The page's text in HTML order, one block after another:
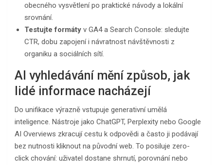
obecného vysvětlení po praktické návody a lokální
srovnání.
Testujte formáty v GA4 a Search Console: sledujte
CTR, dobu zapojení i návratnost návštěvnosti z
organiku a sociálních sítí.
AI vyhledávání mění způsob, jak
lidé informace nacházejí
Do unifikace výrazně vstupuje generativní umělá
inteligence. Nástroje jako ChatGPT, Perplexity nebo Google
AI Overviews zkracují cestu k odpovědi a často ji podávají
bez nutnosti kliknout na původní web. To posiluje zero-
click chování: uživatel dostane shrnutí, porovnání nebo